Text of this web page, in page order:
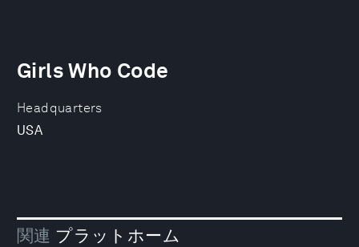
Headquarters
USA
Girls Who Code
関連 プラットホーム